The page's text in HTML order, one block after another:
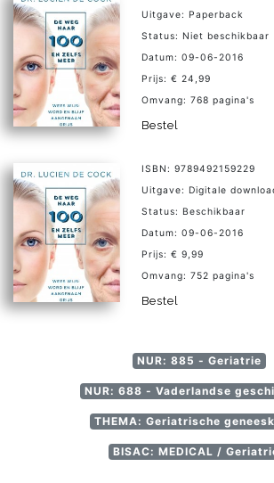
Uitgave: Paperback
Status: Niet beschikbaar
Datum: 09-06-2016
Prijs: € 24,99
Omvang: 768 pagina's
Bestel
ISBN: 9789492159229
Uitgave: Digitale
Status: Beschikbaar
Datum: 09-06-2016
Prijs: € 9,99
Omvang: 752 pagina's
Bestel
NUR: 885 - Geriatrie
NUR: 688 - Vaderlandse
THEMA: Geriatrische
BISAC: MEDICAL /